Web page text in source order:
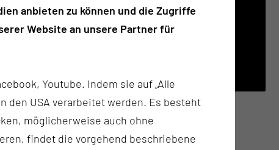
anbieten zu können und die Zugriffe
Website an unsere Partner für
Youtube. Indem sie auf „Alle
den USA verarbeitet werden. Es besteht
möglicherweise auch ohne
findet die vorgehend beschriebene